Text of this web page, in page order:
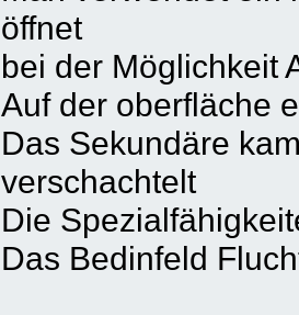
öffnet
bei der Möglichkeit
Auf der oberfläche
Das Sekundäre
verschachtelt
Die
Das Bedinfeld